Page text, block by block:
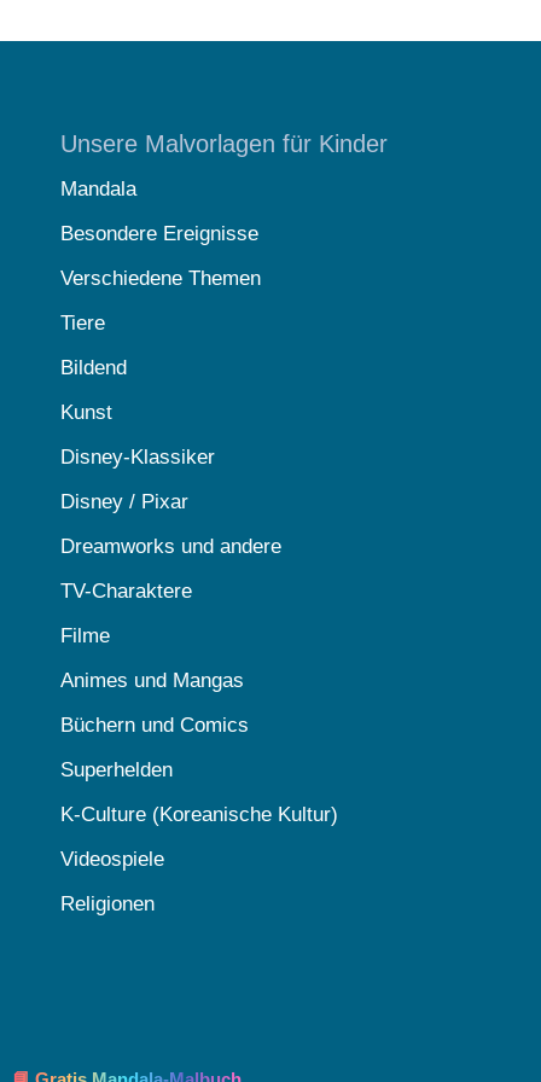
Unsere Malvorlagen für Kinder
Mandala
Besondere Ereignisse
Verschiedene Themen
Tiere
Bildend
Kunst
Disney-Klassiker
Disney / Pixar
Dreamworks und andere
TV-Charaktere
Filme
Animes und Mangas
Büchern und Comics
Superhelden
K-Culture (Koreanische Kultur)
Videospiele
Religionen